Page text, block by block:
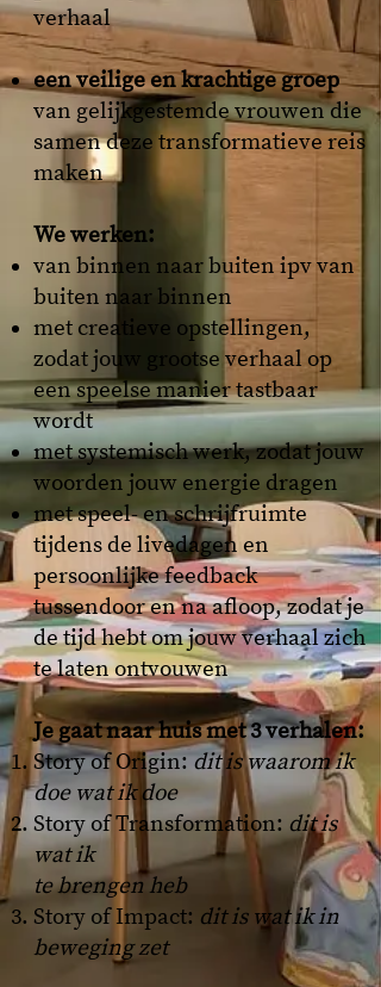
verhaal
een veilige en krachtige groep
van gelijkgestemde vrouwen die
samen deze transformatieve reis
maken
We werken:​
van binnen naar buiten ipv van
buiten naar binnen
met creatieve opstellingen,
zodat jouw grootse verhaal op
een speelse manier tastbaar
wordt
met systemisch werk, zodat jouw
woorden jouw energie dragen​​​
met speel- en schrijfruimte
tijdens de livedagen en
persoonlijke feedback
tussendoor en na afloop, zodat je
de tijd hebt om jouw verhaal zich
te laten ontvouwen
Je gaat naar huis met 3 verhalen:
Story of Origin:dit is waarom ik
doe wat ik doe
Story of Transformation: dit is
wat ik
te brengen heb
Story of Impact: dit is wat ik in
beweging zet